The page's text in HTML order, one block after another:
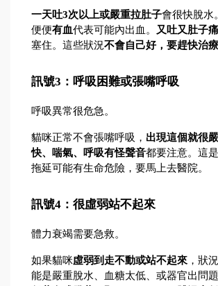
一天吐3次以上或嚴重拉肚子會很快脫水
便便有血代表可能內出血。 又吐又肚子痛
塞住。這些狀況不會自己好，要趕快治療
訊號3：呼吸困難或張嘴呼吸
呼吸異常很危急。
貓咪正常不會張嘴呼吸， 出現這個就很
快、喘氣、呼吸有怪聲音都要注意。這是
拖延可能有生命危險，要馬上去醫院。
訊號4：很虛弱站不起來
體力衰竭需要急救。
如果貓咪虛弱到走不動或站不起來 ，狀
能是嚴重脫水、血糖太低、或器官出問題